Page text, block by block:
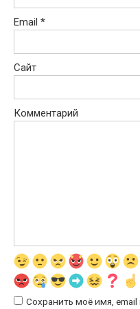
Email *
Сайт
Комментарий
Сохранить моё имя, email